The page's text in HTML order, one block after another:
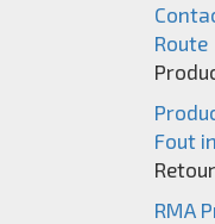
Route
Fout
RMA